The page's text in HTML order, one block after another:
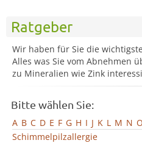
Ratgeber
Wir haben für Sie die
Alles was Sie vom Abnehmen
zu Mineralien wie Zink
Bitte wählen Sie:
A B C D E F G H I J K L M N O
Schimmelpilzallergie